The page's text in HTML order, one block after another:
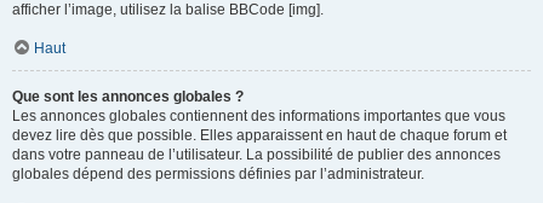
afficher l’image, utilisez la balise BBCode [img].
Haut
Que sont les annonces globales ?
Les annonces globales contiennent des informations importantes que vous
devez lire dès que possible. Elles apparaissent en haut de chaque forum et
dans votre panneau de l’utilisateur. La possibilité de publier des annonces
globales dépend des permissions définies par l’administrateur.